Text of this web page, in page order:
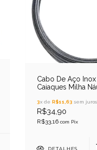
Cabo De Aço
Caiaques Milha
3x de R$11,63 sem juros
R$34,90
R$33,16 com Pix
DETALHES